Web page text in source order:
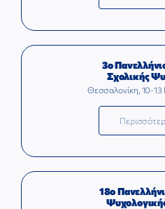
3ο
Σχολικής
Θεσσαλονίκη, 10-13
18ο